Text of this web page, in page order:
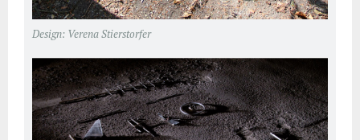
Design: Verena Stierstorfer